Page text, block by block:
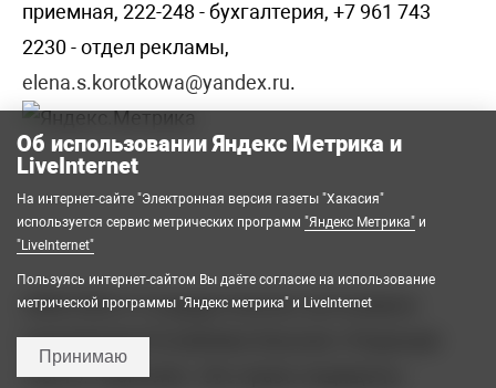
приемная, 222-248 - бухгалтерия, +7 961 743
2230 - отдел рекламы,
elena.s.korotkowa@yandex.ru.
2008-2026 © Государственное автономное
учреждение Республики Хакасия «Редакция
газеты «Хакасия». Все права защищены.
Об использовании Яндекс Метрика и
LiveInternet
На интернет-сайте "Электронная версия газеты "Хакасия"
используется сервис метрических программ "Яндекс Метрика" и
"LiveInternet"
Пользуясь интернет-сайтом Вы даёте согласие на использование
метрической программы "Яндекс метрика" и LiveInternet
Принимаю